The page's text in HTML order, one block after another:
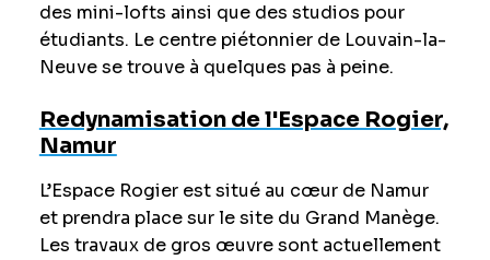
des mini-lofts ainsi que des studios pour
étudiants. Le centre piétonnier de Louvain-la-
Neuve se trouve à quelques pas à peine.
Redynamisation de l'Espace Rogier,
Namur
L’Espace Rogier est situé au cœur de Namur
et prendra place sur le site du Grand Manège.
Les travaux de gros œuvre sont actuellement